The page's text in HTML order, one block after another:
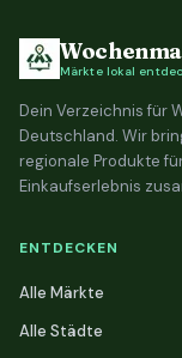
Märkte lokal
Dein Verzeichnis für
Deutschland. Wir
regionale Produkte
Einkaufserlebnis
ENTDECKEN
Alle Märkte
Alle Städte